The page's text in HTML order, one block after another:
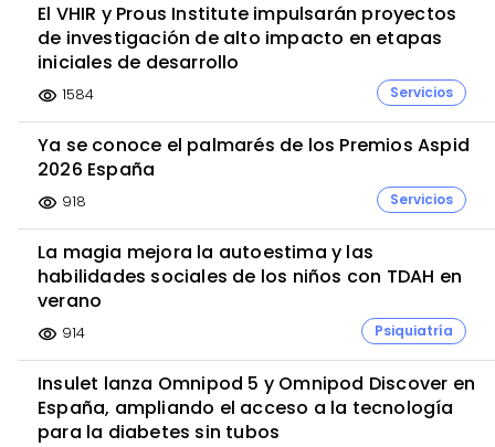
El VHIR y Prous Institute impulsarán proyectos
de investigación de alto impacto en etapas
iniciales de desarrollo
visibility 1584 Servicios
Ya se conoce el palmarés de los Premios Aspid
2026 España
visibility 918 Servicios
La magia mejora la autoestima y las
habilidades sociales de los niños con TDAH en
verano
visibility 914 Psiquiatría
Insulet lanza Omnipod 5 y Omnipod Discover en
España, ampliando el acceso a la tecnología
para la diabetes sin tubos